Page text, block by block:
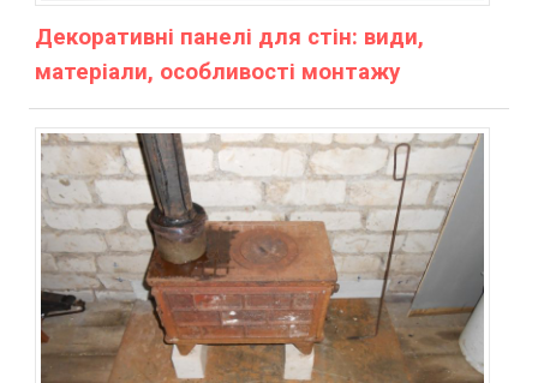
Декоративні панелі для стін: види,
матеріали, особливості монтажу